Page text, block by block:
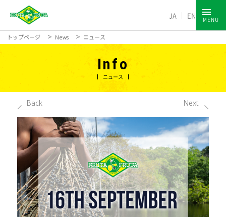
JA EN MENU
トップページ News ニュース
Info
ニュース
Back Next